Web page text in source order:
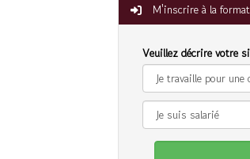
M'inscrire à la
Veuillez décrire votre